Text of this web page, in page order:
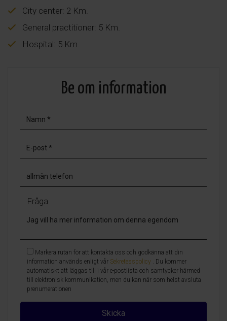
City center: 2 Km.
General practitioner: 5 Km.
Hospital: 5 Km.
Be om information
Fråga
Markera rutan för att kontakta oss och godkänna att din
information används enligt vår Sekretesspolicy . Du kommer
automatiskt att läggas till i vår e-postlista och samtycker härmed
till elektronisk kommunikation, men du kan när som helst avsluta
prenumerationen